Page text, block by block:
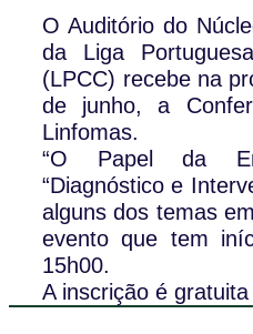
O Auditório do
da Liga
(LPCC) recebe na
de junho, a
Linfomas.
“O Papel da
“Diagnóstico e
alguns dos temas
evento que tem
15h00.
A inscrição é